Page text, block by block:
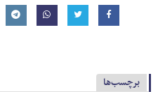
برچسب‌ها